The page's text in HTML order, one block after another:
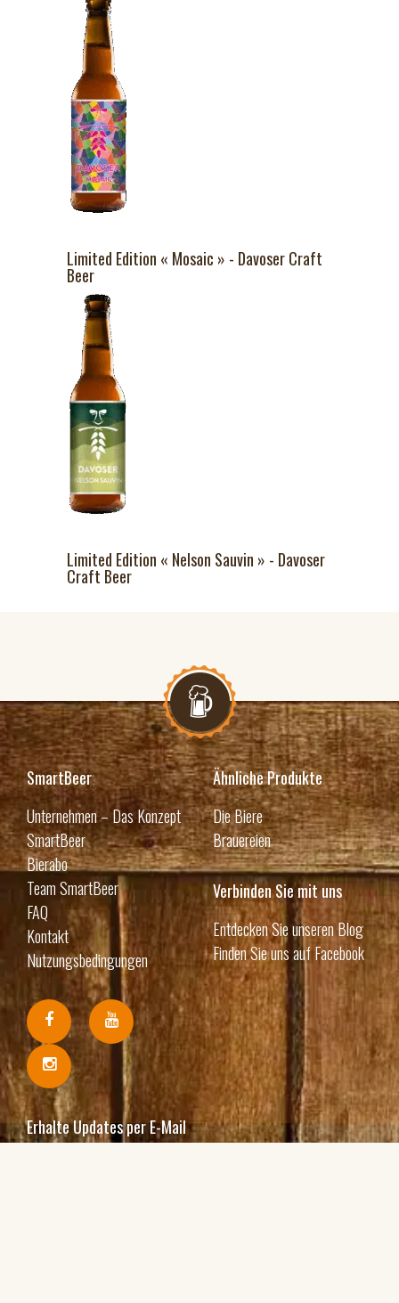
Limited Edition « Mosaic » - Davoser Craft
Beer
Limited Edition « Nelson Sauvin » - Davoser
Craft Beer
SmartBeer
Unternehmen – Das Konzept
SmartBeer
Bierabo
Team SmartBeer
FAQ
Kontakt
Nutzungsbedingungen
Ähnliche Produkte
Die Biere
Brauereien
Verbinden Sie mit uns
Entdecken Sie unseren Blog
Finden Sie uns auf Facebook
Erhalte Updates per E-Mail